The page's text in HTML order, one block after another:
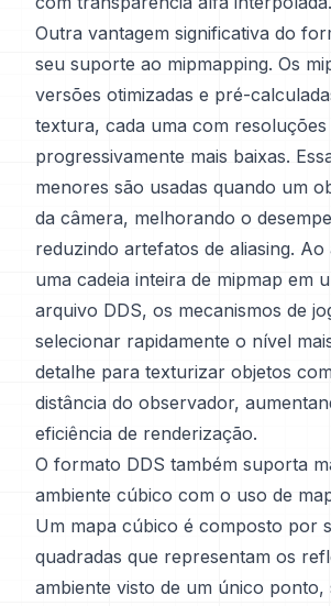
Outra vantagem significativa do
seu suporte ao mipmapping. Os
versões otimizadas e pré-
textura, cada uma com resoluções
progressivamente mais baixas.
menores são usadas quando um
da câmera, melhorando o
reduzindo artefatos de aliasing.
uma cadeia inteira de mipmap em
arquivo DDS, os mecanismos de
selecionar rapidamente o nível
detalhe para texturizar objetos
distância do observador,
eficiência de renderização.
O formato DDS também suporta
ambiente cúbico com o uso de
Um mapa cúbico é composto por
quadradas que representam os
ambiente visto de um único ponto,